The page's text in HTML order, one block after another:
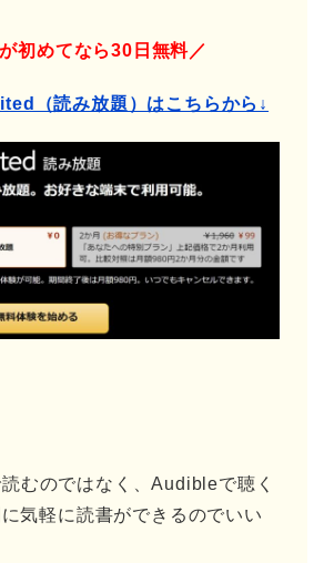
初めてなら30日無料／
（読み放題）はこちらから↓
むのではなく、Audibleで聴く
気軽に読書ができるのでいい